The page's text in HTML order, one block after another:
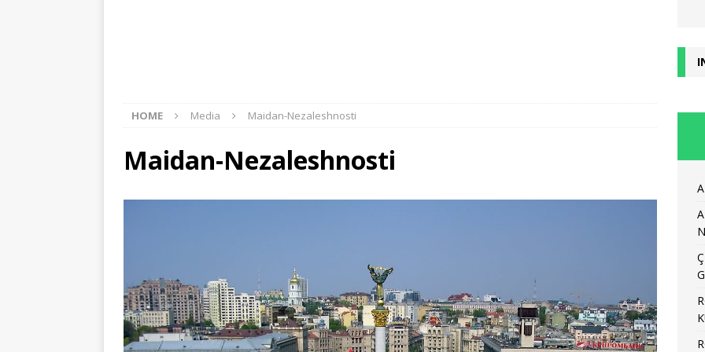
HOME Media Maidan-Nezaleshnosti
Maidan-Nezaleshnosti